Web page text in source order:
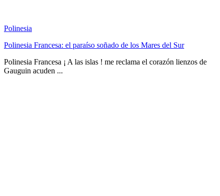
Polinesia
Polinesia Francesa: el paraíso soñado de los Mares del Sur
Polinesia Francesa ¡ A las islas ! me reclama el corazón lienzos de
Gauguin acuden ...